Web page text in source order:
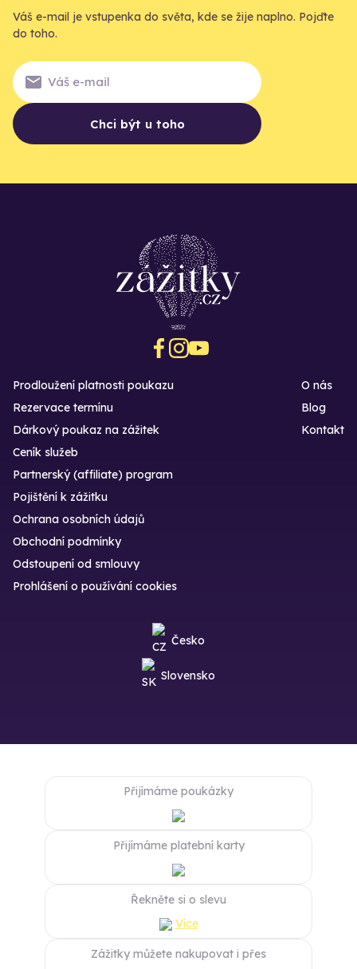
Váš e-mail je vstupenka do světa, kde se žije naplno. Pojďte
do toho.
Chci být u toho
Prodloužení platnosti poukazu
Rezervace termínu
Dárkový poukaz na zážitek
O nás
Blog
Kontakt
Ceník služeb
Partnerský (affiliate) program
Pojištění k zážitku
Ochrana osobních údajů
Obchodní podmínky
Odstoupení od smlouvy
Prohlášení o používání cookies
Česko
Slovensko
Přijímáme poukázky
Přijímáme platební karty
Řekněte si o slevu
Více
Zážitky můžete nakupovat i přes